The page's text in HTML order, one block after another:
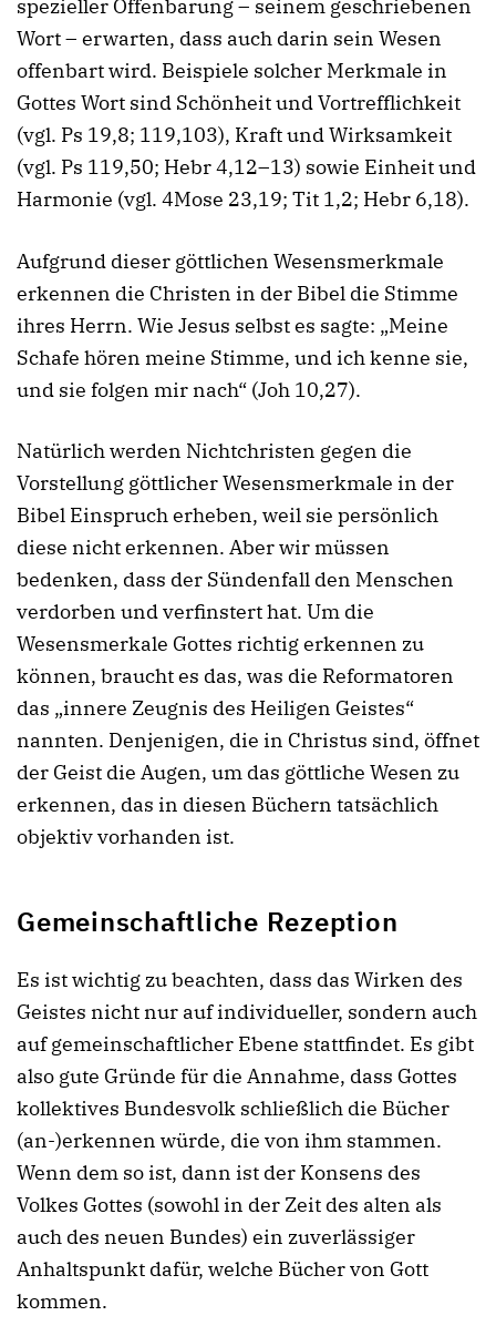
spezieller Offenbarung – seinem geschriebenen
Wort – erwarten, dass auch darin sein Wesen
offenbart wird. Beispiele solcher Merkmale in
Gottes Wort sind Schönheit und Vortrefflichkeit
(vgl. Ps 19,8; 119,103), Kraft und Wirksamkeit
(vgl. Ps 119,50; Hebr 4,12–13) sowie Einheit und
Harmonie (vgl. 4Mose 23,19; Tit 1,2; Hebr 6,18).
Aufgrund dieser göttlichen Wesensmerkmale
erkennen die Christen in der Bibel die Stimme
ihres Herrn. Wie Jesus selbst es sagte: „Meine
Schafe hören meine Stimme, und ich kenne sie,
und sie folgen mir nach“ (Joh 10,27).
Natürlich werden Nichtchristen gegen die
Vorstellung göttlicher Wesensmerkmale in der
Bibel Einspruch erheben, weil sie persönlich
diese nicht erkennen. Aber wir müssen
bedenken, dass der Sündenfall den Menschen
verdorben und verfinstert hat. Um die
Wesensmerkale Gottes richtig erkennen zu
können, braucht es das, was die Reformatoren
das „innere Zeugnis des Heiligen Geistes“
nannten. Denjenigen, die in Christus sind, öffnet
der Geist die Augen, um das göttliche Wesen zu
erkennen, das in diesen Büchern tatsächlich
objektiv vorhanden ist.
Gemeinschaftliche Rezeption
Es ist wichtig zu beachten, dass das Wirken des
Geistes nicht nur auf individueller, sondern auch
auf gemeinschaftlicher Ebene stattfindet. Es gibt
also gute Gründe für die Annahme, dass Gottes
kollektives Bundesvolk schließlich die Bücher
(an-)erkennen würde, die von ihm stammen.
Wenn dem so ist, dann ist der Konsens des
Volkes Gottes (sowohl in der Zeit des alten als
auch des neuen Bundes) ein zuverlässiger
Anhaltspunkt dafür, welche Bücher von Gott
kommen.